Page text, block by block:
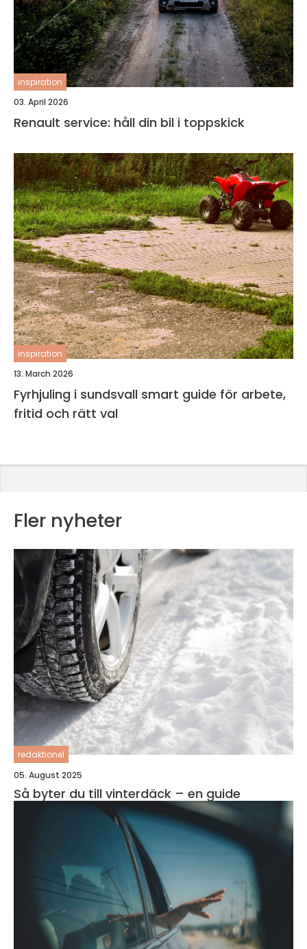
inspiration
03. April 2026
Renault service: håll din bil i toppskick
inspiration
13. March 2026
Fyrhjuling i sundsvall smart guide för arbete,
fritid och rätt val
Fler nyheter
redaktionel
05. August 2025
Så byter du till vinterdäck – en guide